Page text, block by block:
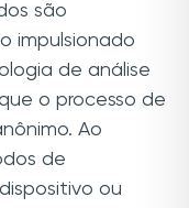
são
impulsionado
de análise
o processo de
Ao
de
ou